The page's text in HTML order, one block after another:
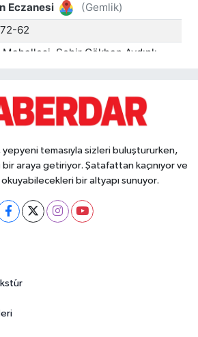
temasıyla sizleri buluştururken,
araya getiriyor. Şatafattan kaçınıyor ve
bir altyapı sunuyor.